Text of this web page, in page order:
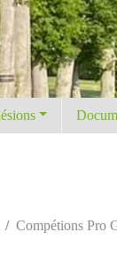
Compétions Pro